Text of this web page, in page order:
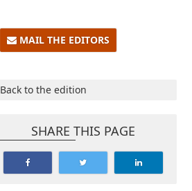
MAIL THE EDITORS
Back to the edition
SHARE THIS PAGE